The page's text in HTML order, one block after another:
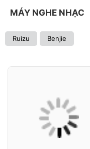
MÁY NGHE NHẠC
Ruizu Benjie